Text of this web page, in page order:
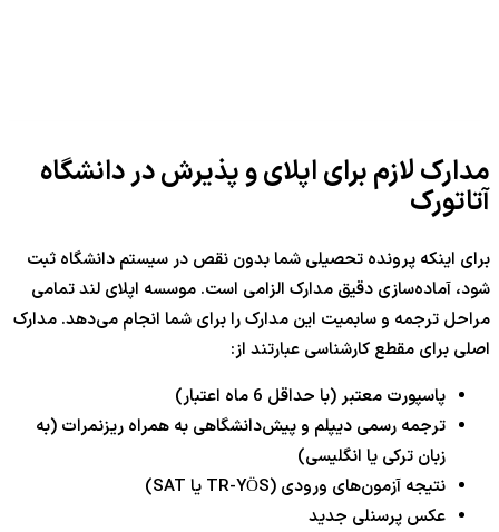
مدارک لازم برای اپلای و پذیرش در دانشگاه
آتاتورک
برای اینکه پرونده تحصیلی شما بدون نقص در سیستم دانشگاه ثبت
شود، آماده‌سازی دقیق مدارک الزامی است. موسسه اپلای لند تمامی
مراحل ترجمه و سابمیت این مدارک را برای شما انجام می‌دهد. مدارک
اصلی برای مقطع کارشناسی عبارتند از:
پاسپورت معتبر (با حداقل 6 ماه اعتبار)
ترجمه رسمی دیپلم و پیش‌دانشگاهی به همراه ریزنمرات (به
زبان ترکی یا انگلیسی)
نتیجه آزمون‌های ورودی (TR-YÖS یا SAT)
عکس پرسنلی جدید